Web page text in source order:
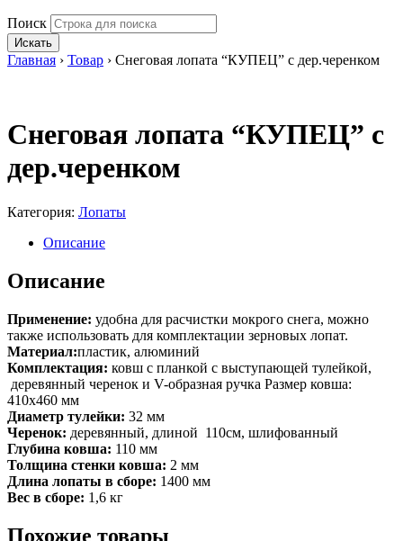
Поиск
Искать
Главная › Товар › Снеговая лопата “КУПЕЦ” с дер.черенком
Снеговая лопата “КУПЕЦ” с
дер.черенком
Категория: Лопаты
Описание
Описание
Применение: удобна для расчистки мокрого снега, можно
также использовать для комплектации зерновых лопат.
Материал:пластик, алюминий
Комплектация: ковш с планкой с выступающей тулейкой,
деревянный черенок и V-образная ручка Размер ковша:
410х460 мм
Диаметр тулейки: 32 мм
Черенок: деревянный, длиной 110см, шлифованный
Глубина ковша: 110 мм
Толщина стенки ковша: 2 мм
Длина лопаты в сборе: 1400 мм
Вес в сборе: 1,6 кг
Похожие товары